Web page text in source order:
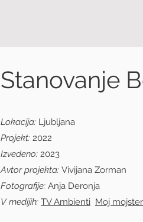
Stanovanje
Lokacija: Ljubljana
Projekt: 2022
Izvedeno: 2023
Avtor projekta: Vivijana Zorman
Fotografije: Anja Deronja
V medijih: TV Ambienti Moj mojster